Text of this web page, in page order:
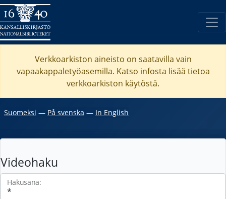
Verkkoarkiston aineisto on saatavilla vain
vapaakappaletyöasemilla. Katso infosta lisää tietoa
verkkoarkiston käytöstä.
Suomeksi ― På svenska ― In English
Videohaku
Hakusana: